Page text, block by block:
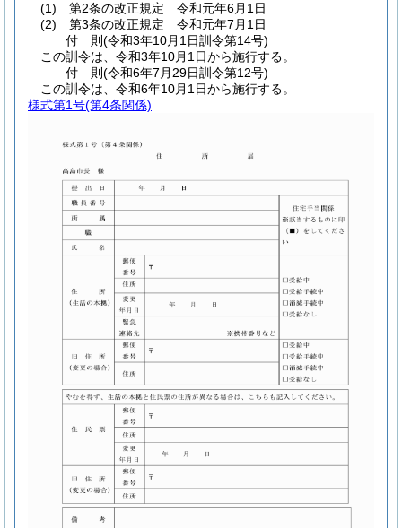
(1)
第2条の改正規定 令和元年6月1日
(2)
第3条の改正規定 令和元年7月1日
付 則(令和3年10月1日訓令第14号)
この訓令は、令和3年10月1日から施行する。
付 則(令和6年7月29日訓令第12号)
この訓令は、令和6年10月1日から施行する。
様式第1号(第4条関係)